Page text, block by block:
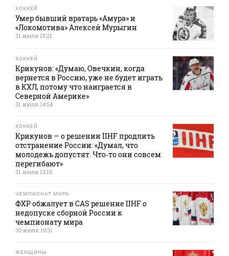
ХОККЕЙ
Умер бывший вратарь «Амура» и
«Локомотива» Алексей Мурыгин
31 июля 15:21
ХОККЕЙ
Крикунов: «Думаю, Овечкин, когда
вернется в Россию, уже не будет играть
в КХЛ, потому что наиграется в
Северной Америке»
31 июля 14:54
ХОККЕЙ
Крикунов — о решении IIHF продлить
отстранение России: «Думал, что
молодежь допустят. Что‑то они совсем
перегибают»
31 июля 13:10
ЧЕМПИОНАТ МИРА
ФХР обжалует в CAS решение IIHF о
недопуске сборной России к
чемпионату мира
30 июля 19:31
ЖЕНЩИНЫ